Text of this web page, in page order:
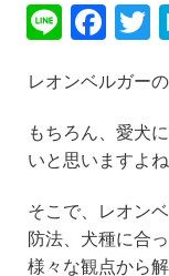
Li
e
F
c
e
b
o
o
tt
レオンベルガー
もちろん、愛犬
いと思いますよね
そこで、レオン
防法、犬種に合
様々な観点から